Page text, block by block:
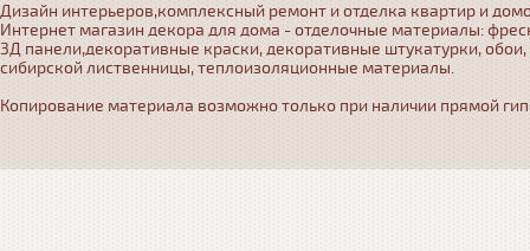
Дизайн интерьеров,комплексный ремонт и отделка квартир и
Интернет магазин декора для дома - отделочные материалы:
3Д панели,декоративные краски, декоративные штукатурки,
сибирской лиственницы, теплоизоляционные материалы.
Копирование материала возможно только при наличии прямой